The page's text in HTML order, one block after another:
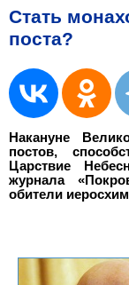
Cтать
поста?
Накануне
постов,
Царствие
журнала
обители